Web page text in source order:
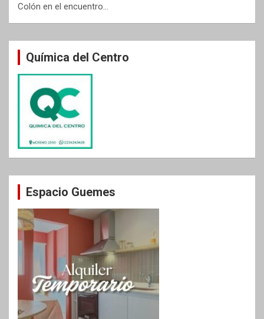
Colón en el encuentro…
Química del Centro
Espacio Guemes